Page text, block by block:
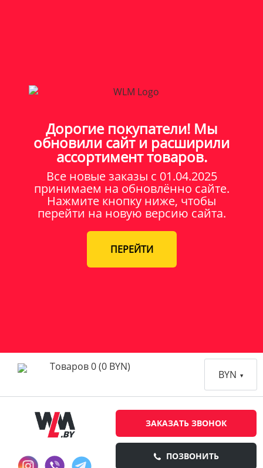
Дорогие покупатели! Мы
обновили сайт и расширили
ассортимент товаров.
Все новые заказы c 01.04.2025
принимаем на обновлённо сайте.
Нажмите кнопку ниже, чтобы
перейти на новую версию сайта.
ПЕРЕЙТИ
ЗАКАЗАТЬ ЗВОНОК
ПОЗВОНИТЬ
Товаров 0 (0 BYN)
BYN